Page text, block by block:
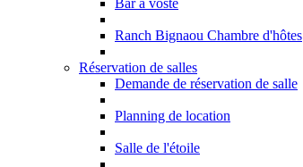
Bar a voste
Ranch Bignaou Chambre d'hôtes
Réservation de salles
Demande de réservation de salle
Planning de location
Salle de l'étoile